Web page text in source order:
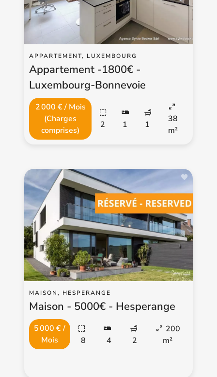
APPARTEMENT, LUXEMBOURG
Appartement -1800€ -
Luxembourg-Bonnevoie
2 000 € / Mois
(Charges
comprises)
2 1 1
38
m²
MAISON, HESPERANGE
Maison - 5000€ - Hesperange
5 000 € /
Mois
8 4 2
200
m²